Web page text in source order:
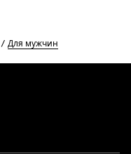
Для мужчин